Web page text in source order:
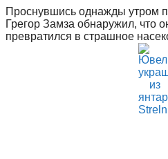
Перейти
к
содержимому
Проснувшись однажды утром
Грегор Замза обнаружил, что
превратился в страшное